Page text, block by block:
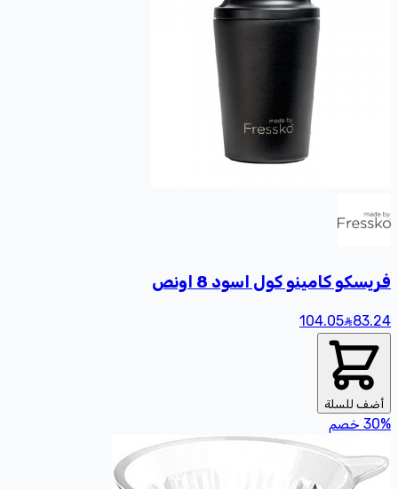
فريسكو كامينو كول اسود 8 اونص
83.24
104.05
أضف للسلة
30% خصم